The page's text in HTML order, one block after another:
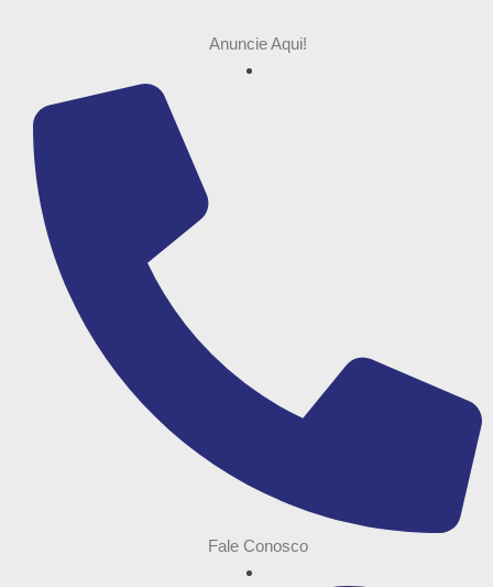
Anuncie Aqui!
Fale Conosco